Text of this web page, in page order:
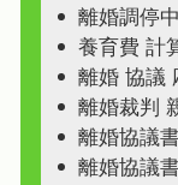
離婚調停中
養育費 計
離婚 協議
離婚裁判
離婚協議
離婚協議